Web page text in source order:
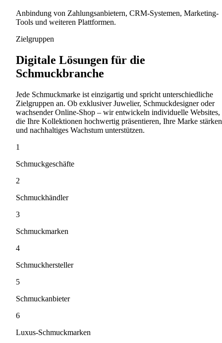
Anbindung von Zahlungsanbietern, CRM-Systemen, Marketing-
Tools und weiteren Plattformen.
Zielgruppen
Digitale Lösungen für die
Schmuckbranche
Jede Schmuckmarke ist einzigartig und spricht unterschiedliche
Zielgruppen an. Ob exklusiver Juwelier, Schmuckdesigner oder
wachsender Online-Shop – wir entwickeln individuelle Websites,
die Ihre Kollektionen hochwertig präsentieren, Ihre Marke stärken
und nachhaltiges Wachstum unterstützen.
1
Schmuckgeschäfte
2
Schmuckhändler
3
Schmuckmarken
4
Schmuckhersteller
5
Schmuckanbieter
6
Luxus-Schmuckmarken